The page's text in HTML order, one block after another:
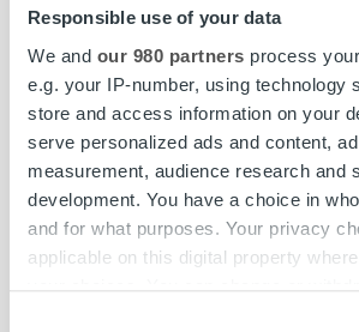
Responsible use of your data
We and our 980 partners process
e.g. your IP-number, using technology
store and access information on your
serve personalized ads and content,
measurement, audience research and
development. You have a choice in
and for what purposes. Your privacy
applicable on this digital property
your choices. You can change or
yrityksille”, Westlund kuvailee.
Lisätietoja:
Jenni Jantunen, Brändi- ja viestintäjohtaja
puh. 044 756 9603,
Ropo Capital on johtava laskun elinkaari-
rahoituspalveluiden tarjoaja Suomessa.